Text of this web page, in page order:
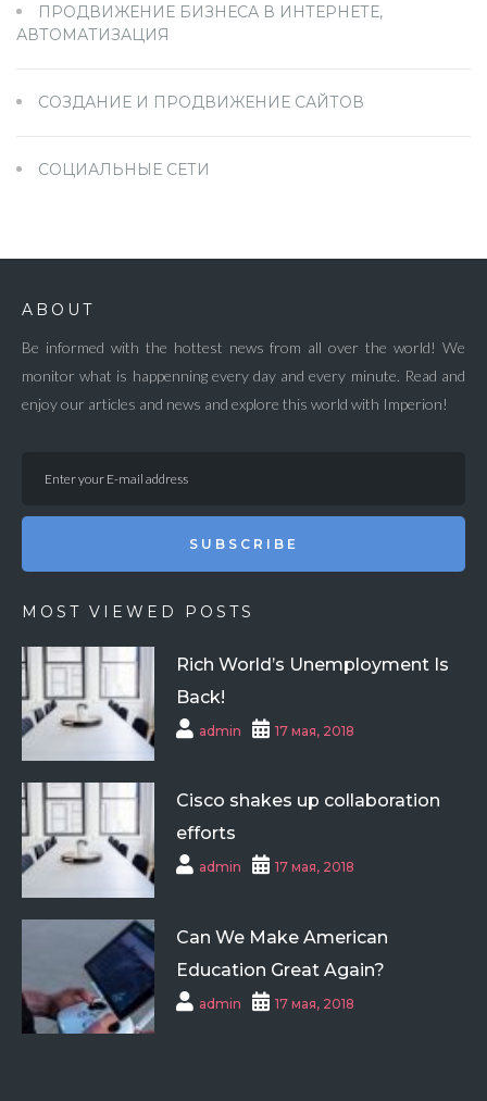
ПРОДВИЖЕНИЕ БИЗНЕСА В ИНТЕРНЕТЕ,
АВТОМАТИЗАЦИЯ
СОЗДАНИЕ И ПРОДВИЖЕНИЕ САЙТОВ
СОЦИАЛЬНЫЕ СЕТИ
ABOUT
Be informed with the hottest news from all over the world! We
monitor what is happenning every day and every minute. Read and
enjoy our articles and news and explore this world with Imperion!
SUBSCRIBE
MOST VIEWED POSTS
Rich World’s Unemployment Is
Back!
admin 17 мая, 2018
Cisco shakes up collaboration
efforts
admin 17 мая, 2018
Can We Make American
Education Great Again?
admin 17 мая, 2018